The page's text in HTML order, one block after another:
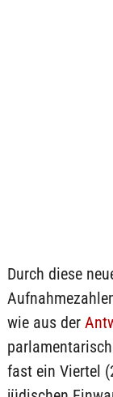
Durch diese
wie aus der
fast ein Viertel